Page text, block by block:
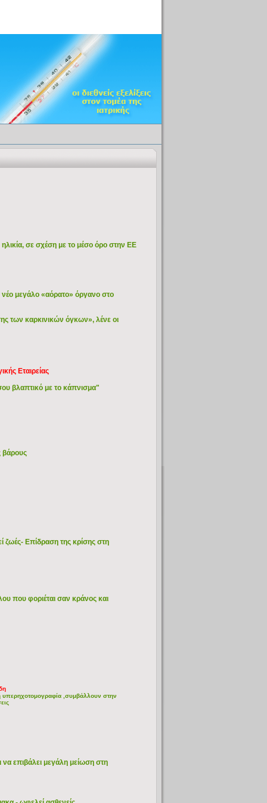
σε σχέση με το μέσο όρο στην ΕΕ
μεγάλο «αόρατο» όργανο στο
των καρκινικών όγκων», λένε οι
Εταιρείας
βλαπτικό με το κάπνισμα"
βάρους
ζωές- Eπίδραση της κρίσης στη
που φοριέται σαν κράνος και
υπερηχοτομογραφία ,συμβάλλουν στην
επιβάλει μεγάλη μείωση στη